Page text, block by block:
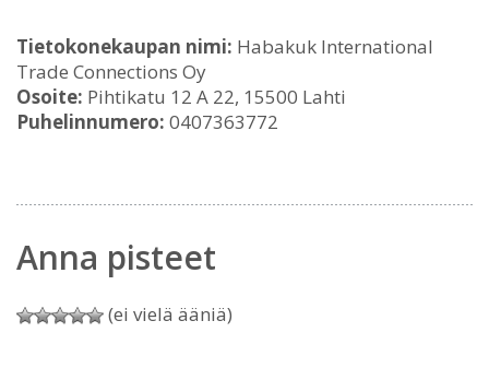
Tietokonekaupan nimi: Habakuk International
Trade Connections Oy
Osoite: Pihtikatu 12 A 22, 15500 Lahti
Puhelinnumero: 0407363772
Anna pisteet
(ei vielä ääniä)